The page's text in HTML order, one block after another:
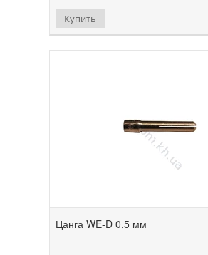
Купить
Цанга WE-D 0,5 мм